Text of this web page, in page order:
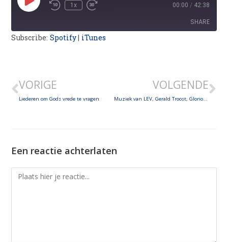
1x 00:00 / 42:38
SHARE
Subscribe: Spotify| iTunes
VORIGE
Liederen om Gods vrede te vragen
VOLGENDE
Muziek van LEV, Gerald Troost, Glorious, Athenas, Delise en Célébratio
Een reactie achterlaten